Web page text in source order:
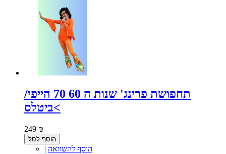
תחפושת פרינג' שנות ה 60 70 הייפי/
ביטלס<
249 ₪
הוסף לסל
| הוסף להשוואה